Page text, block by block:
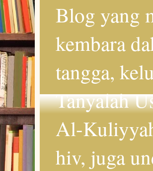
Blog yang
kembara
tangga,
Tanyalah
Al-
hiv, juga